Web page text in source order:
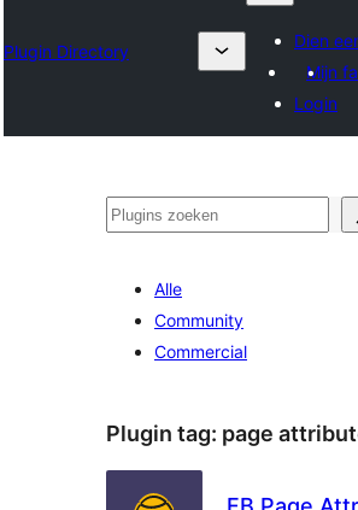
Plugin Directory
Dien
Mijn
Login
Zoeken
Alle
Community
Commercial
Plugin tag: page